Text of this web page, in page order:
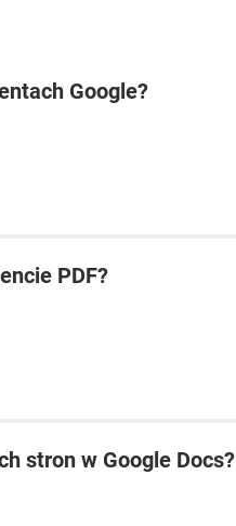
Google?
PDF?
stron w Google Docs?